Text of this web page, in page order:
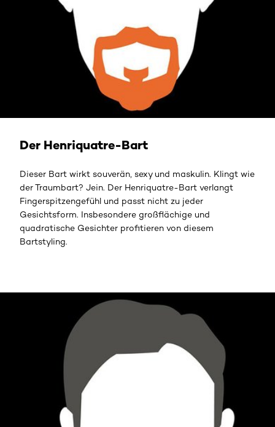
Der Henriquatre-Bart
Dieser Bart wirkt souverän, sexy und maskulin. Klingt wie
der Traumbart? Jein. Der Henriquatre-Bart verlangt
Fingerspitzengefühl und passt nicht zu jeder
Gesichtsform. Insbesondere großflächige und
quadratische Gesichter profitieren von diesem
Bartstyling.